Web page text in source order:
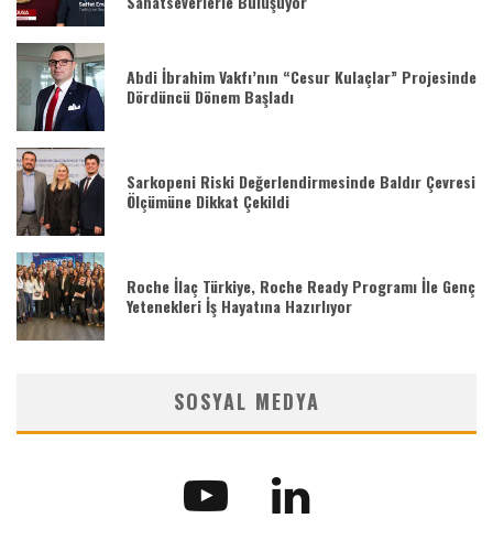
Abdi İbrahim Vakfı’nın “Cesur Kulaçlar” Projesinde
Dördüncü Dönem Başladı
Sarkopeni Riski Değerlendirmesinde Baldır Çevresi
Ölçümüne Dikkat Çekildi
Roche İlaç Türkiye, Roche Ready Programı İle Genç
Yetenekleri İş Hayatına Hazırlıyor
SOSYAL MEDYA